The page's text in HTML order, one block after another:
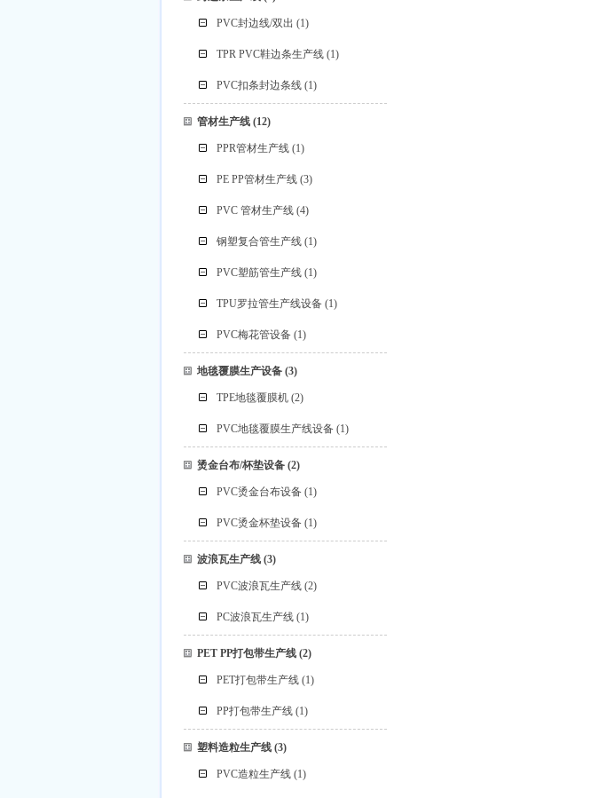
PVC封边线/双出 (1)
TPR PVC鞋边条生产线 (1)
PVC扣条封边条线 (1)
管材生产线(12)
PPR管材生产线 (1)
PE PP管材生产线 (3)
PVC 管材生产线 (4)
钢塑复合管生产线 (1)
PVC塑筋管生产线 (1)
TPU罗拉管生产线设备 (1)
PVC梅花管设备 (1)
地毯覆膜生产设备(3)
TPE地毯覆膜机 (2)
PVC地毯覆膜生产线设备 (1)
烫金台布/杯垫设备(2)
PVC烫金台布设备 (1)
PVC烫金杯垫设备 (1)
波浪瓦生产线(3)
PVC波浪瓦生产线 (2)
PC波浪瓦生产线 (1)
PET PP打包带生产线(2)
PET打包带生产线 (1)
PP打包带生产线 (1)
塑料造粒生产线(3)
PVC造粒生产线 (1)